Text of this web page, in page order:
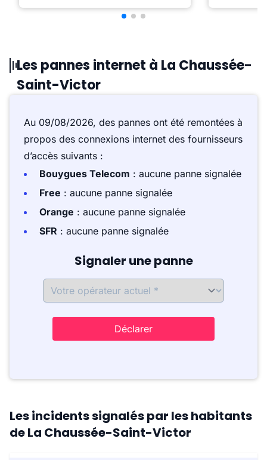
Les pannes internet à La Chaussée-
Saint-Victor
Au 09/08/2026, des pannes ont été remontées à
propos des connexions internet des fournisseurs
d’accès suivants :
Bouygues Telecom : aucune panne signalée
Free : aucune panne signalée
Orange : aucune panne signalée
SFR : aucune panne signalée
Signaler une panne
Déclarer
Les incidents signalés par les habitants
de La Chaussée-Saint-Victor